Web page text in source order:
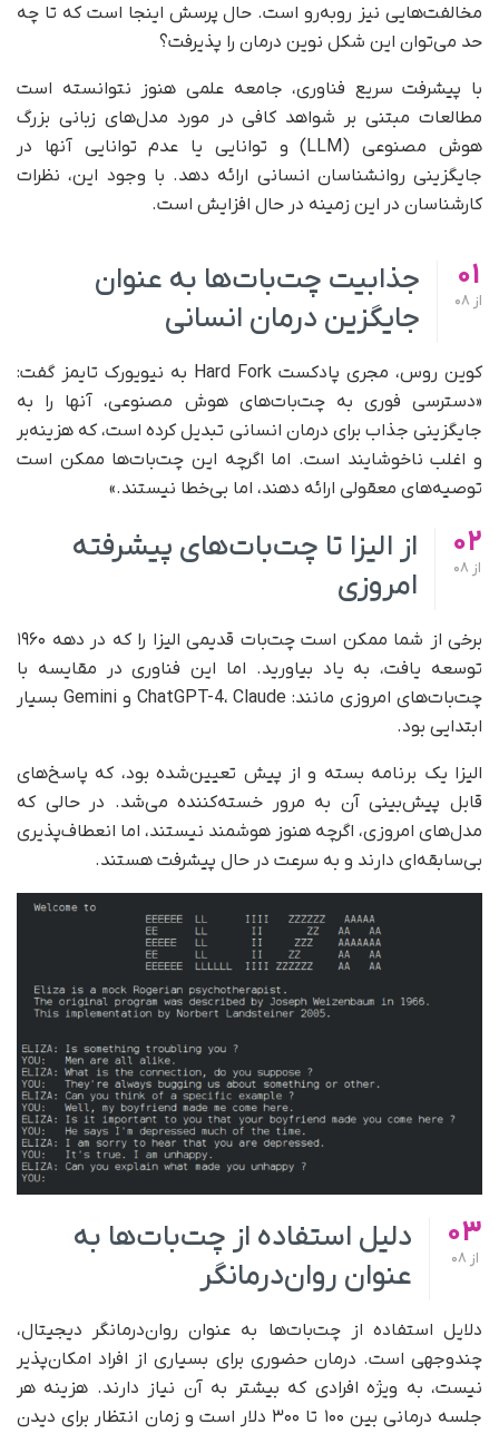
مخالفت‌هایی نیز روبه‌رو است. حال پرسش اینجا است که تا چه
حد می‌توان این شکل نوین درمان را پذیرفت؟
با پیشرفت سریع فناوری، جامعه علمی هنوز نتوانسته است
مطالعات مبتنی بر شواهد کافی در مورد مدل‌های زبانی بزرگ
هوش مصنوعی (LLM) و توانایی یا عدم توانایی آنها در
جایگزینی روانشناسان انسانی ارائه دهد. با وجود این، نظرات
کارشناسان در این زمینه در حال افزایش است.
01
از
جذابیت چت‌بات‌ها به عنوان
جایگزین درمان انسانی
کوین روس، مجری پادکست Hard Fork به نیویورک تایمز گفت:
«دسترسی فوری به چت‌بات‌های هوش مصنوعی، آنها را به
جایگزینی جذاب برای درمان انسانی تبدیل کرده است، که هزینه‌بر
و اغلب ناخوشایند است. اما اگرچه این چت‌بات‌ها ممکن است
توصیه‌های معقولی ارائه دهند، اما بی‌خطا نیستند.»
02
از
از الیزا تا چت‌بات‌های پیشرفته
امروزی
برخی از شما ممکن است چت‌بات قدیمی الیزا را که در دهه ۱۹۶۰
توسعه یافت، به یاد بیاورید. اما این فناوری در مقایسه با
چت‌بات‌های امروزی مانند: ChatGPT-4، Claude و Gemini بسیار
ابتدایی بود.
الیزا یک برنامه بسته و از پیش تعیین‌شده بود، که پاسخ‌های
قابل پیش‌بینی آن به مرور خسته‌کننده می‌شد. در حالی که
مدل‌های امروزی، اگرچه هنوز هوشمند نیستند، اما انعطاف‌پذیری
بی‌سابقه‌ای دارند و به سرعت در حال پیشرفت هستند.
03
از
دلیل استفاده از چت‌بات‌ها به
عنوان روان‌درمانگر
دلایل استفاده از چت‌بات‌ها به عنوان روان‌درمانگر دیجیتال،
چندوجهی است. درمان حضوری برای بسیاری از افراد امکان‌پذیر
نیست، به ویژه افرادی که بیشتر به آن نیاز دارند. هزینه هر
جلسه درمانی بین ۱۰۰ تا ۳۰۰ دلار است و زمان انتظار برای دیدن